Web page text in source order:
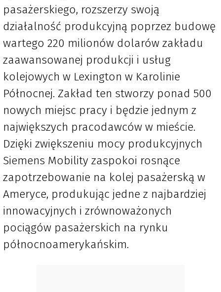
pasażerskiego, rozszerzy swoją
działalność produkcyjną poprzez budowę
wartego 220 milionów dolarów zakładu
zaawansowanej produkcji i usług
kolejowych w Lexington w Karolinie
Północnej. Zakład ten stworzy ponad 500
nowych miejsc pracy i będzie jednym z
największych pracodawców w mieście.
Dzięki zwiększeniu mocy produkcyjnych
Siemens Mobility zaspokoi rosnące
zapotrzebowanie na kolej pasażerską w
Ameryce, produkując jedne z najbardziej
innowacyjnych i zrównoważonych
pociągów pasażerskich na rynku
północnoamerykańskim.